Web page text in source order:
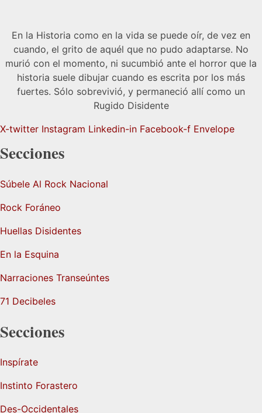
En la Historia como en la vida se puede oír, de vez en
cuando, el grito de aquél que no pudo adaptarse. No
murió con el momento, ni sucumbió ante el horror que la
historia suele dibujar cuando es escrita por los más
fuertes. Sólo sobrevivió, y permaneció allí como un
Rugido Disidente
X-twitter Instagram Linkedin-in Facebook-f Envelope
Secciones
Súbele Al Rock Nacional
Rock Foráneo
Huellas Disidentes
En la Esquina
Narraciones Transeúntes
71 Decibeles
Secciones
Inspírate
Instinto Forastero
Des-Occidentales